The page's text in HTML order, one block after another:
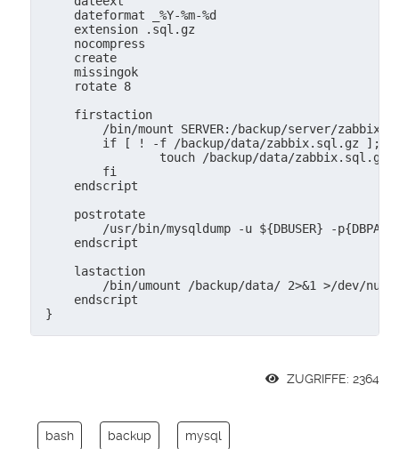
    dateformat _%Y-%m-%d
    extension .sql.gz
    nocompress
    create
    missingok
    rotate 8
    firstaction
/bin/mount SERVER:/backup/server/zabbix
if [ ! -f /backup/data/zabbix.sql.gz ];
                touch /backup/data/zabbix.sql.gz
        fi
    endscript
    postrotate
/usr/bin/mysqldump -u ${DBUSER} -
    endscript
    lastaction
        /bin/umount /backup/data/ 2>&1 >/dev/null
    endscript
ZUGRIFFE: 2364
bash backup mysql